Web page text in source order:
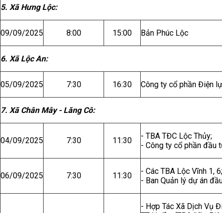
5. Xã Hưng Lộc:
09/09/2025 8:00 15:00 Bản Phúc Lộc
6. Xã Lộc An:
05/09/2025 7:30 16:30 Công ty cổ phần Điện
7. Xã Chân Mây - Lăng Cô:
04/09/2025 7:30 11:30
- TBA TĐC Lộc Thủy;
- Công ty cổ phần đầu
06/09/2025 7:30 11:30
- Các TBA Lộc Vĩnh 1,
- Ban Quản lý dự án
- Hợp Tác Xã Dịch Vụ